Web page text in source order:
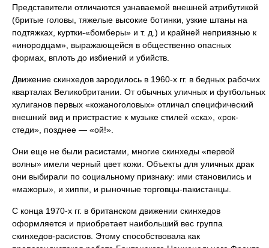
Представители отличаются узнаваемой внешней атрибутикой
(бритые головы, тяжелые высокие ботинки, узкие штаны на
подтяжках, куртки-«бомберы» и т. д.) и крайней неприязнью к
«инородцам», выражающейся в общественно опасных
формах, вплоть до избиений и убийств.
Движение скинхедов зародилось в 1960-х гг. в бедных рабочих
кварталах Великобритании. От обычных уличных и футбольных
хулиганов первых «кожаноголовых» отличал специфический
внешний вид и пристрастие к музыке стилей «ска», «рок-
стеди», позднее — «ой!».
Они еще не были расистами, многие скинхеды «первой
волны» имели черный цвет кожи. Объекты для уличных драк
они выбирали по социальному признаку: ими становились и
«мажоры», и хиппи, и рыночные торговцы-пакистанцы.
С конца 1970-х гг. в британском движении скинхедов
оформляется и приобретает наибольший вес группа
скинхедов-расистов. Этому способствовала как